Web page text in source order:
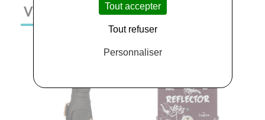
VOUS AIMEREZ AUSSI
Tout accepter
Tout refuser
Personnaliser